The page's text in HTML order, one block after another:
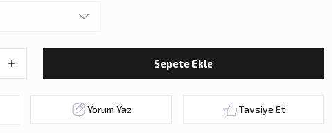
Sepete Ekle
Yorum Yaz Tavsiye Et